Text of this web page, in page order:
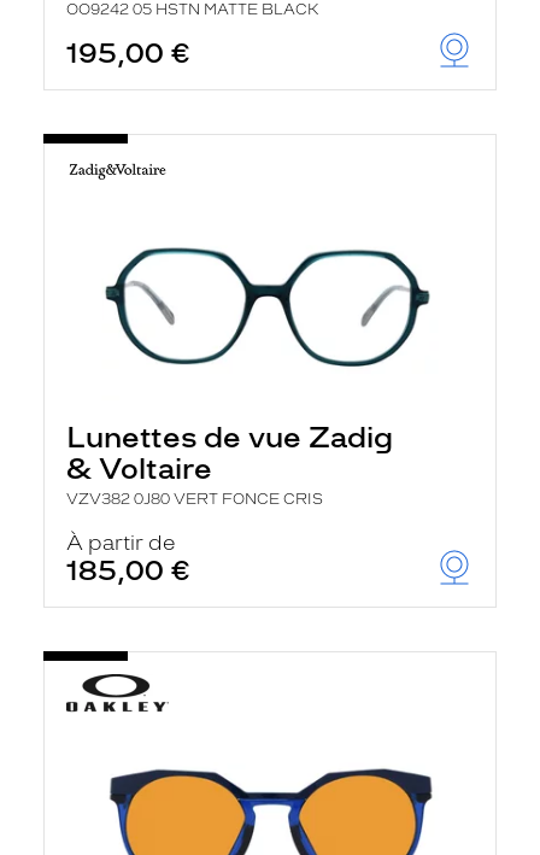
OO9242 05 HSTN MATTE BLACK
195,00 €
Lunettes de vue Zadig
& Voltaire
VZV382 0J80 VERT FONCE CRIS
À partir de
185,00 €